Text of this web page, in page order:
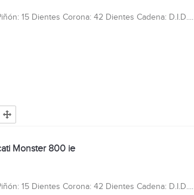
15 Dientes Corona: 42 Dientes Cadena: D.I.D....
Monster 800 ie
15 Dientes Corona: 42 Dientes Cadena: D.I.D....